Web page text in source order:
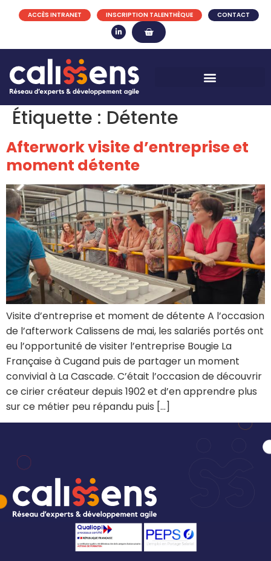
ACCÈS INTRANET INSCRIPTION TALENTHÈQUE CONTACT
Étiquette : Détente
Afterwork visite d’entreprise et
moment détente
Visite d’entreprise et moment de détente A l’occasion
de l’afterwork Calissens de mai, les salariés portés ont
eu l’opportunité de visiter l’entreprise Bougie La
Française à Cugand puis de partager un moment
convivial à La Cascade. C’était l’occasion de découvrir
ce cirier créateur depuis 1902 et d’en apprendre plus
sur ce métier peu répandu puis […]